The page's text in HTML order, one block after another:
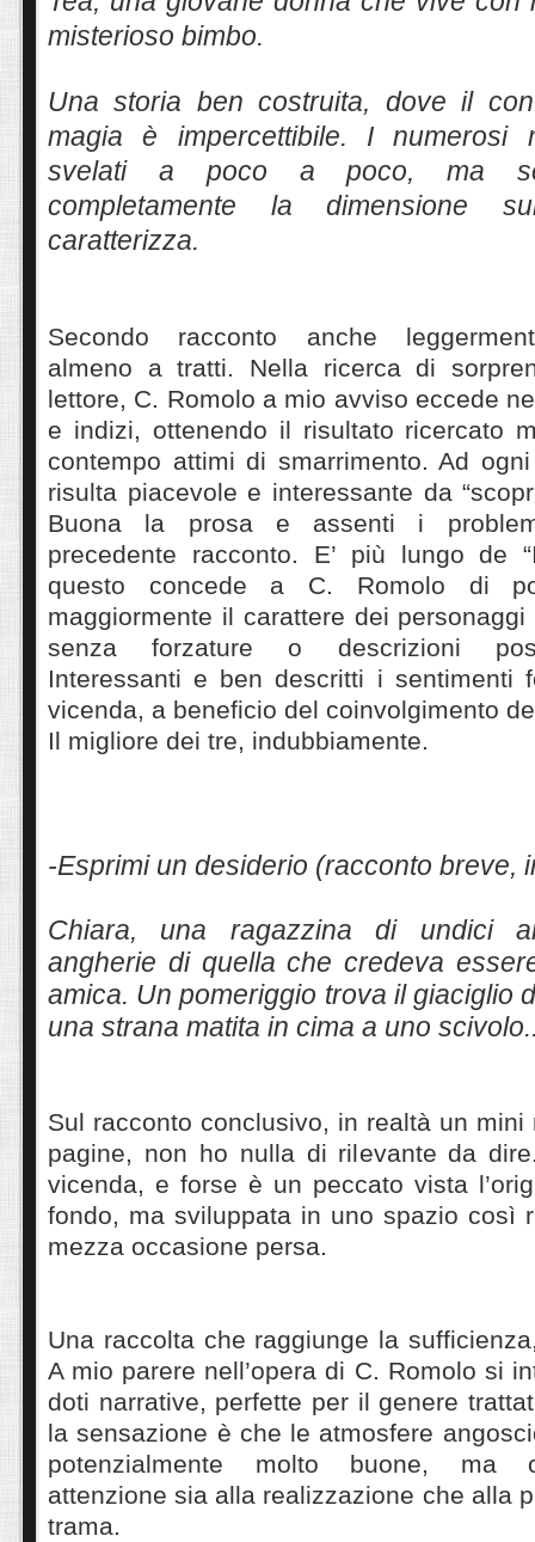
misterioso bimbo.
Una storia ben costruita, dove il
magia è impercettibile. I numerosi
svelati a poco a poco, ma
completamente la dimensione
caratterizza.
Secondo racconto anche
almeno a tratti. Nella ricerca di
lettore, C. Romolo a mio avviso eccede
e indizi, ottenendo il risultato ricercato
contempo attimi di smarrimento. Ad
risulta piacevole e interessante da
Buona la prosa e assenti i
precedente racconto. E’ più lungo de
questo concede a C. Romolo di
maggiormente il carattere dei
senza forzature o descrizioni
Interessanti e ben descritti i sentimenti
vicenda, a beneficio del coinvolgimento
Il migliore dei tre, indubbiamente.
-Esprimi un desiderio (racconto breve,
Chiara, una ragazzina di undici
angherie di quella che credeva
amica. Un pomeriggio trova il giaciglio
una strana matita in cima a uno
Sul racconto conclusivo, in realtà un mini
pagine, non ho nulla di rilevante da
vicenda, e forse è un peccato vista
fondo, ma sviluppata in uno spazio così
mezza occasione persa.
Una raccolta che raggiunge la
A mio parere nell’opera di C. Romolo si
doti narrative, perfette per il genere
la sensazione è che le atmosfere
potenzialmente molto buone, ma
attenzione sia alla realizzazione che alla
trama.